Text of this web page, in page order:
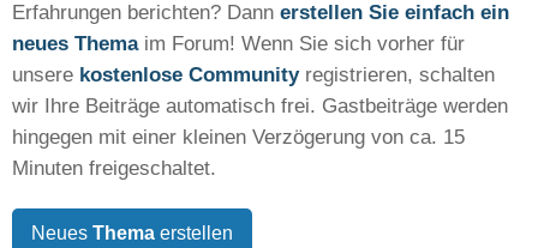
Erfahrungen berichten? Dann erstellen Sie einfach ein
neues Themaim Forum! Wenn Sie sich vorher für
unsere kostenlose Communityregistrieren, schalten
wir Ihre Beiträge automatisch frei. Gastbeiträge werden
hingegen mit einer kleinen Verzögerung von ca. 15
Minuten freigeschaltet.
Neues Thema erstellen